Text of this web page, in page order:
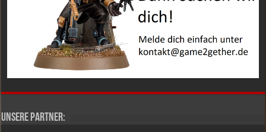
Unsere Partner: